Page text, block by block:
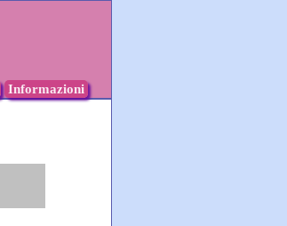
Informazioni